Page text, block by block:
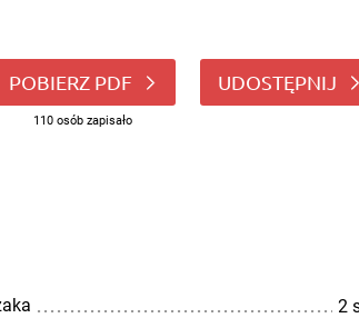
POBIERZ PDF
110 osób zapisało
UDOSTĘPNIJ
2